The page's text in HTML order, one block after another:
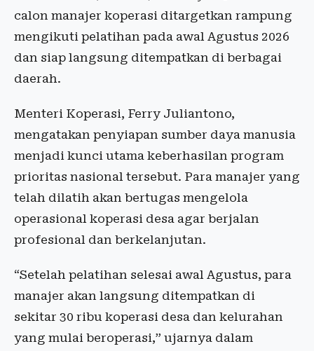
calon manajer koperasi ditargetkan rampung
mengikuti pelatihan pada awal Agustus 2026
dan siap langsung ditempatkan di berbagai
daerah.
Menteri Koperasi, Ferry Juliantono,
mengatakan penyiapan sumber daya manusia
menjadi kunci utama keberhasilan program
prioritas nasional tersebut. Para manajer yang
telah dilatih akan bertugas mengelola
operasional koperasi desa agar berjalan
profesional dan berkelanjutan.
“Setelah pelatihan selesai awal Agustus, para
manajer akan langsung ditempatkan di
sekitar 30 ribu koperasi desa dan kelurahan
yang mulai beroperasi,” ujarnya dalam